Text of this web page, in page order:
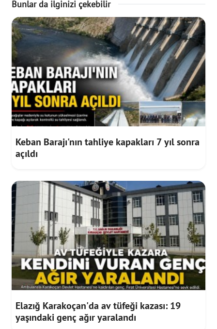
Bunlar da ilginizi çekebilir
Keban Barajı'nın tahliye kapakları 7 yıl sonra
açıldı
Elazığ Karakoçan'da av tüfeği kazası: 19
yaşındaki genç ağır yaralandı